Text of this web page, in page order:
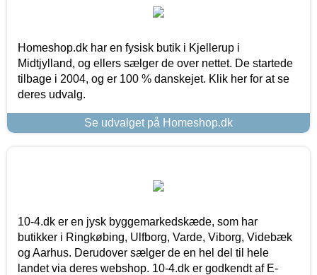
Homeshop.dk har en fysisk butik i Kjellerup i
Midtjylland, og ellers sælger de over nettet. De startede
tilbage i 2004, og er 100 % danskejet. Klik her for at se
deres udvalg.
Se udvalget på Homeshop.dk
10-4.dk er en jysk byggemarkedskæde, som har
butikker i Ringkøbing, Ulfborg, Varde, Viborg, Videbæk
og Aarhus. Derudover sælger de en hel del til hele
landet via deres webshop. 10-4.dk er godkendt af E-